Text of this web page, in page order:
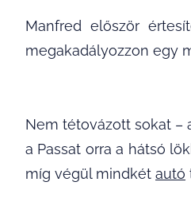
Manfred először
megakadályozzon egy
Nem tétovázott sokat –
a Passat orra a hátsó
míg végül mindkét autó